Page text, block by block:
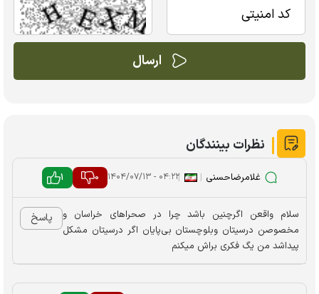
نظرات بینندگان
غلامرضاحسنی |
|۰۴:۲۲ - ۱۴۰۴/۰۷/۱۳ 0
1
سلام واقعن اگرچنین باشد چرا در صحراهای خراسان و
مخصوصن درسیتان وبلوچستان بی‌پایان اگر درسیتان مشکل
پیداشد من یگ فکری براش میکنم
پاسخ